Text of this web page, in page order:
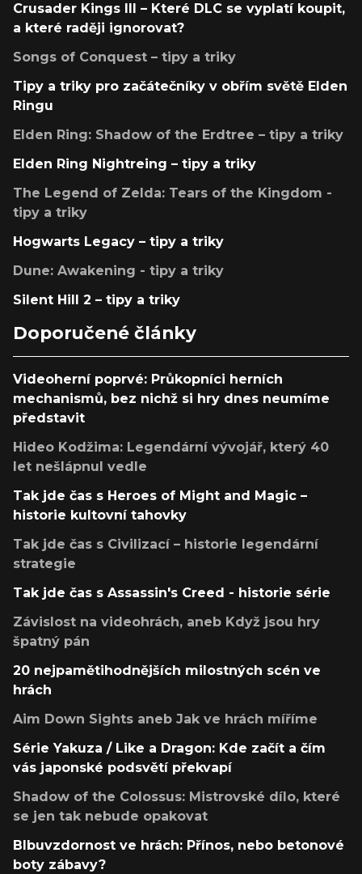
Crusader Kings III – Které DLC se vyplatí koupit,
a které raději ignorovat?
Songs of Conquest – tipy a triky
Tipy a triky pro začátečníky v obřím světě Elden
Ringu
Elden Ring: Shadow of the Erdtree – tipy a triky
Elden Ring Nightreing – tipy a triky
The Legend of Zelda: Tears of the Kingdom -
tipy a triky
Hogwarts Legacy – tipy a triky
Dune: Awakening - tipy a triky
Silent Hill 2 – tipy a triky
Doporučené články
Videoherní poprvé: Průkopníci herních
mechanismů, bez nichž si hry dnes neumíme
představit
Hideo Kodžima: Legendární vývojář, který 40
let nešlápnul vedle
Tak jde čas s Heroes of Might and Magic –
historie kultovní tahovky
Tak jde čas s Civilizací – historie legendární
strategie
Tak jde čas s Assassin's Creed - historie série
Závislost na videohrách, aneb Když jsou hry
špatný pán
20 nejpamětihodnějších milostných scén ve
hrách
Aim Down Sights aneb Jak ve hrách míříme
Série Yakuza / Like a Dragon: Kde začít a čím
vás japonské podsvětí překvapí
Shadow of the Colossus: Mistrovské dílo, které
se jen tak nebude opakovat
Blbuvzdornost ve hrách: Přínos, nebo betonové
boty zábavy?